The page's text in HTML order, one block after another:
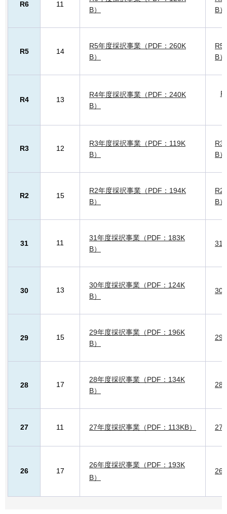
R6 11
B）
B）
R5 14
R5年度採択事業（PDF：260K
B）
R5
B）
R4 13
R4年度採択事業（PDF：240K
B）
R3 12
R3年度採択事業（PDF：119K
B）
R3
B）
R2 15
R2年度採択事業（PDF：194K
B）
R2
B）
31 11
31年度採択事業（PDF：183K
B）
31
30 13
30年度採択事業（PDF：124K
B）
30
29 15
29年度採択事業（PDF：196K
B）
29
28 17
28年度採択事業（PDF：134K
B）
28
27 11 27年度採択事業（PDF：113KB） 27
26 17
26年度採択事業（PDF：193K
B）
26